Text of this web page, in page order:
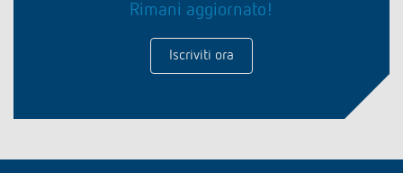
Rimani aggiornato!
Iscriviti ora